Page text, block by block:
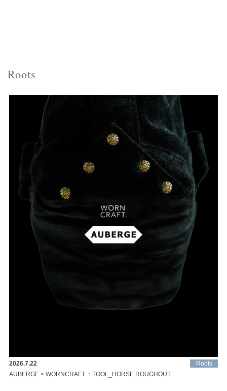
Roots
Roots
2026.7.22
AUBERGE × WORNCRAFT.：TOOL_HORSE ROUGHOUT